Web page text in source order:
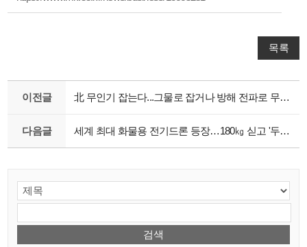
목록
이전글 北 무인기 잡는다...그물로 잡거나 방해 전파로 무력화
다음글 세계 최대 화물용 전기드론 등장…180㎏ 싣고 '두둥실'